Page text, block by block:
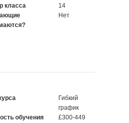
класса
14
Нет
Гибкий
график
обучения
£300-449